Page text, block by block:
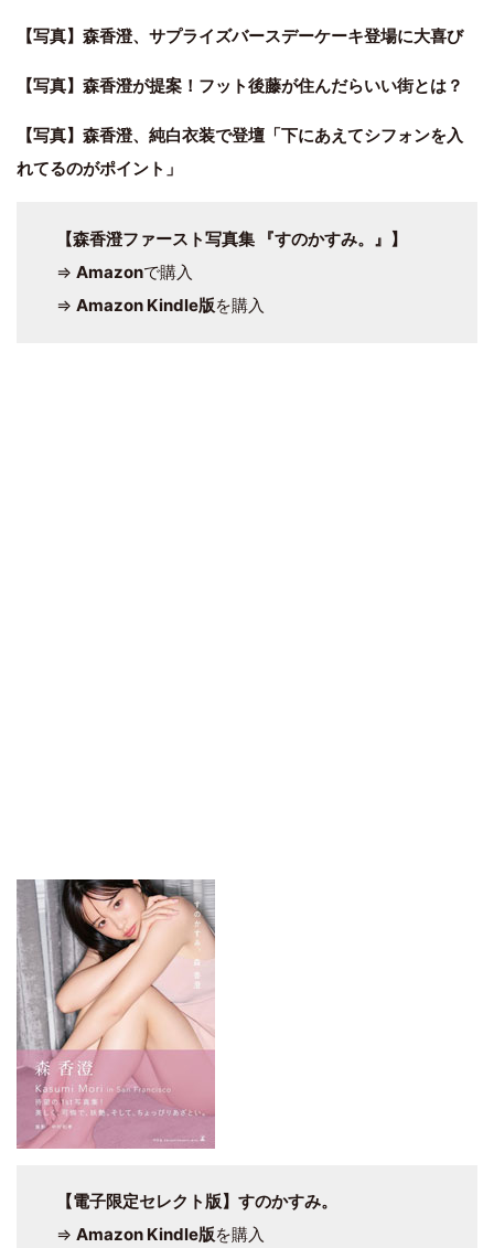
【写真】森香澄、サプライズバースデーケーキ登場に大喜び
【写真】森香澄が提案！フット後藤が住んだらいい街とは？
【写真】森香澄、純白衣装で登壇「下にあえてシフォンを入
れてるのがポイント」
【森香澄ファースト写真集 『すのかすみ。』】
⇒ Amazonで購入
⇒ Amazon Kindle版を購入
【電子限定セレクト版】すのかすみ。
⇒ Amazon Kindle版を購入